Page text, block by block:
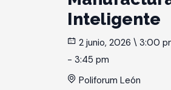
Inteligente
2 junio, 2026 \ 3:00
- 3:45 pm
Poliforum León